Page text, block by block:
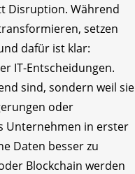
Disruption. Während
setzen
dafür ist klar:
IT-Entscheidungen.
sind, sondern weil sie
oder
Unternehmen in erster
Daten besser zu
Blockchain werden